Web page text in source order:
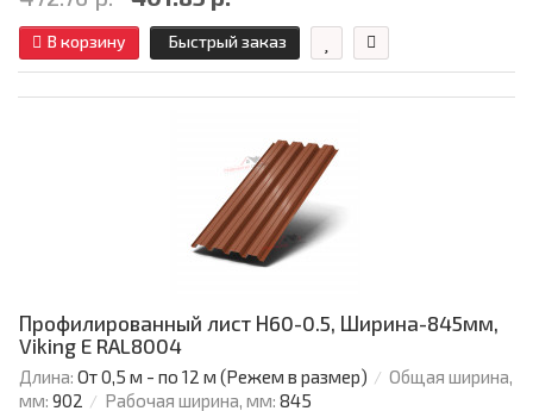
В корзину Быстрый заказ
Профилированный лист Н60-0.5, Ширина-845мм,
Viking E RAL8004
Длина: От 0,5 м - по 12 м (Режем в размер)
Общая ширина,
мм: 902 Рабочая ширина, мм: 845